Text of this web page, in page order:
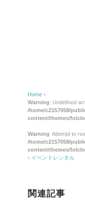
Home ›
Warning: Undefined
/home/c2157058/
content/themes/
Warning: Attempt to
/home/c2157058/
content/themes/
› イベントレンタル
関連記事